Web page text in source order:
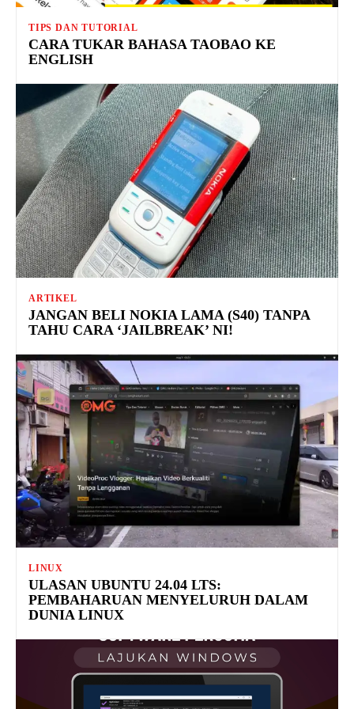
TIPS DAN TUTORIAL
CARA TUKAR BAHASA TAOBAO KE
ENGLISH
ARTIKEL
JANGAN BELI NOKIA LAMA (S40) TANPA
TAHU CARA ‘JAILBREAK’ NI!
LINUX
ULASAN UBUNTU 24.04 LTS:
PEMBAHARUAN MENYELURUH DALAM
DUNIA LINUX